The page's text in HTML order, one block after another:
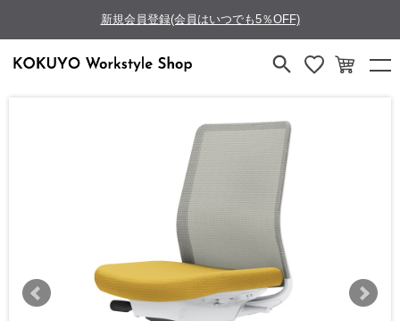
新規会員登録(会員はいつでも5％OFF)